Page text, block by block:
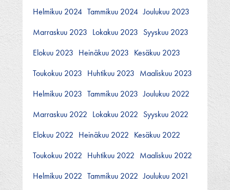
Helmikuu 2024 Tammikuu 2024 Joulukuu 2023
Marraskuu 2023 Lokakuu 2023 Syyskuu 2023
Elokuu 2023 Heinäkuu 2023 Kesäkuu 2023
Toukokuu 2023 Huhtikuu 2023 Maaliskuu 2023
Helmikuu 2023 Tammikuu 2023 Joulukuu 2022
Marraskuu 2022 Lokakuu 2022 Syyskuu 2022
Elokuu 2022 Heinäkuu 2022 Kesäkuu 2022
Toukokuu 2022 Huhtikuu 2022 Maaliskuu 2022
Helmikuu 2022 Tammikuu 2022 Joulukuu 2021